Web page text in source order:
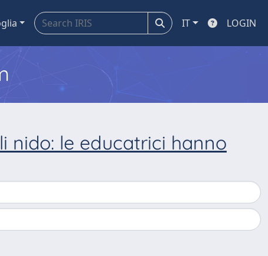
IT LOGIN
nido: le educatrici hanno